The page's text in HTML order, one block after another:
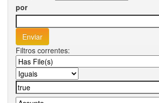
por
Filtros correntes: